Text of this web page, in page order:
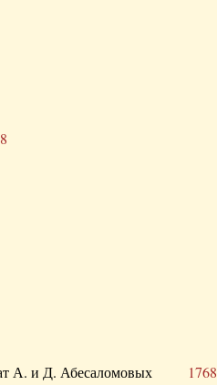
А. и Д. Абесаломовых 1768